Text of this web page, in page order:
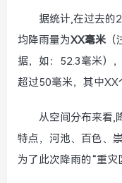
据统计,在过去的
均降雨量为XX毫米
据，如：52.3毫米）
超过50毫米，其中XX
从空间分布来看,
特点，河池、百色、
为了此次降雨的“重灾